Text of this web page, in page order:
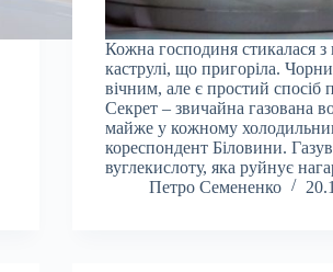
Кожна господиня стикалася
каструлі, що пригоріла.
вічним, але є простий спосіб
Секрет – звичайна газована
майже у кожному
кореспондент Біловини.
вуглекислоту, яка руйнує
Петро Семененко